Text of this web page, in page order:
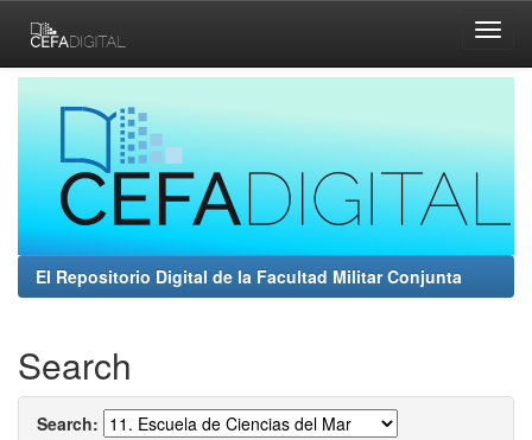
navigation
El Repositorio Digital de la Facultad Militar Conjunta
Search
Search: